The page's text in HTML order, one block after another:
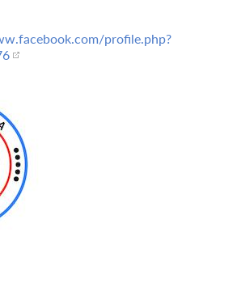
profile.php?